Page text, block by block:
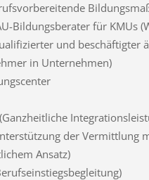
Bildungsberater für KMUs
und beschäftigter
in Unternehmen)
der Vermittlung
Ansatz)